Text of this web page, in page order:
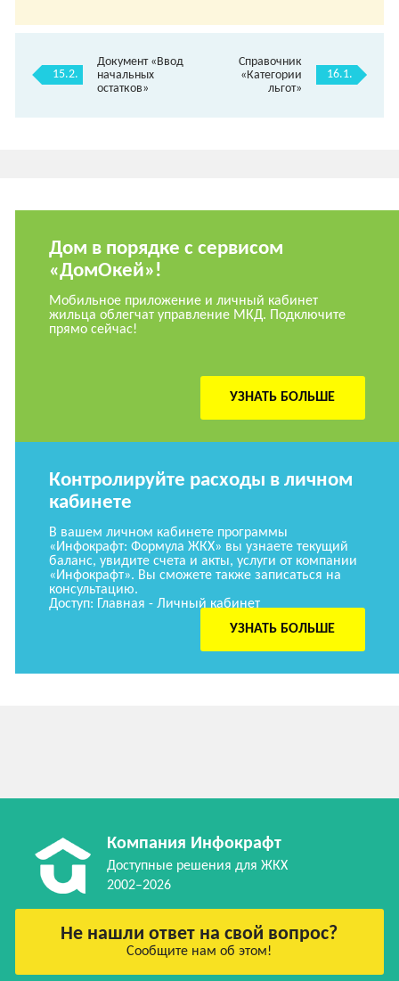
15.2.
Документ «Ввод
начальных
остатков»
Справочник
«Категории
льгот»
16.1.
Дом в порядке с сервисом
«ДомОкей»!
Мобильное приложение и личный кабинет
жильца облегчат управление МКД. Подключите
прямо сейчас!
УЗНАТЬ БОЛЬШЕ
Контролируйте расходы в личном
кабинете
В вашем личном кабинете программы
«Инфокрафт: Формула ЖКХ» вы узнаете текущий
баланс, увидите счета и акты, услуги от компании
«Инфокрафт». Вы сможете также записаться на
консультацию.
Доступ: Главная - Личный кабинет
УЗНАТЬ БОЛЬШЕ
Компания Инфокрафт
Доступные решения для ЖКХ
2002–2026
Не нашли ответ на свой вопрос?
Сообщите нам об этом!